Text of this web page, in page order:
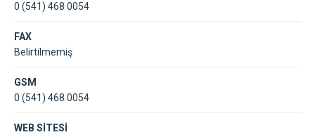
0 (541) 468 0054
FAX
Belirtilmemiş
GSM
0 (541) 468 0054
WEB SİTESİ